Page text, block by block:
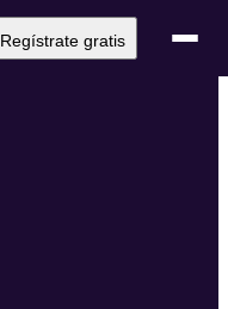
Regístrate gratis